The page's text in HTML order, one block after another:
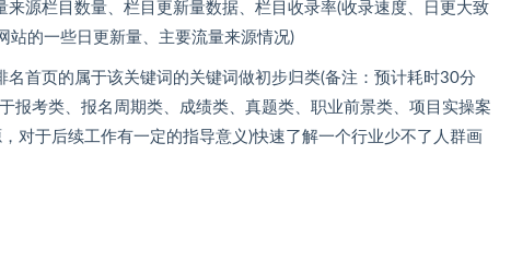
源栏目数量、栏目更新量数据、栏目收录率(收录速度、日更大致
站的一些日更新量、主要流量来源情况)
首页的属于该关键词的关键词做初步归类(备注：预计耗时30分
报考类、报名周期类、成绩类、真题类、职业前景类、项目实操案
对于后续工作有一定的指导意义)快速了解一个行业少不了人群画